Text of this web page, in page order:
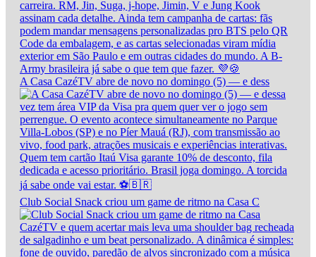
A Casa CazéTV abre de novo no domingo (5) — e dess
Club Social Snack criou um game de ritmo na Casa C